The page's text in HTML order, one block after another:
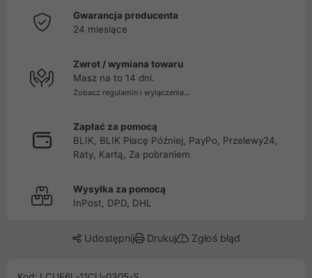
Gwarancja producenta
24 miesiące
Zwrot / wymiana towaru
Masz na to 14 dni.
Zobacz regulamin i wyłączenia...
Zapłać za pomocą
BLIK, BLIK Płacę Później, PayPo, Przelewy24,
Raty, Kartą, Za pobraniem
Wysyłka za pomocą
InPost, DPD, DHL
Udostępnij Drukuj Zgłoś błąd